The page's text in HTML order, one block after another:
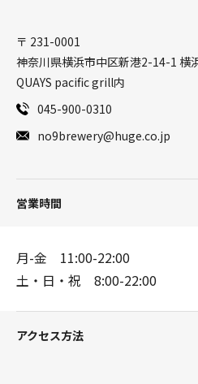
〒 231-0001
神奈川県横浜市中区新港2-14-1 横
QUAYS pacific grill内
045-900-0310
no9brewery@huge.co.jp
営業時間
月-金 11:00-22:00
土・日・祝 8:00-22:00
アクセス方法